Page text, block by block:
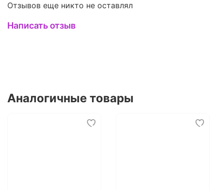
Отзывов еще никто не оставлял
Написать отзыв
Аналогичные товары